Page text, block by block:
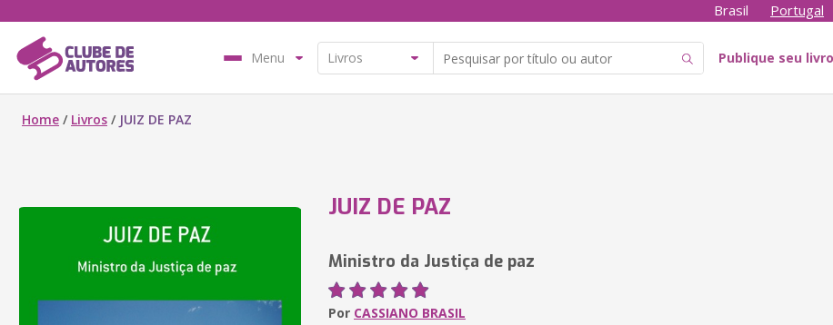
Brasil Portugal
Menu Publique seu livro
Home / Livros / JUIZ DE PAZ
JUIZ DE PAZ
Ministro da Justiça de paz
Por CASSIANO BRASIL